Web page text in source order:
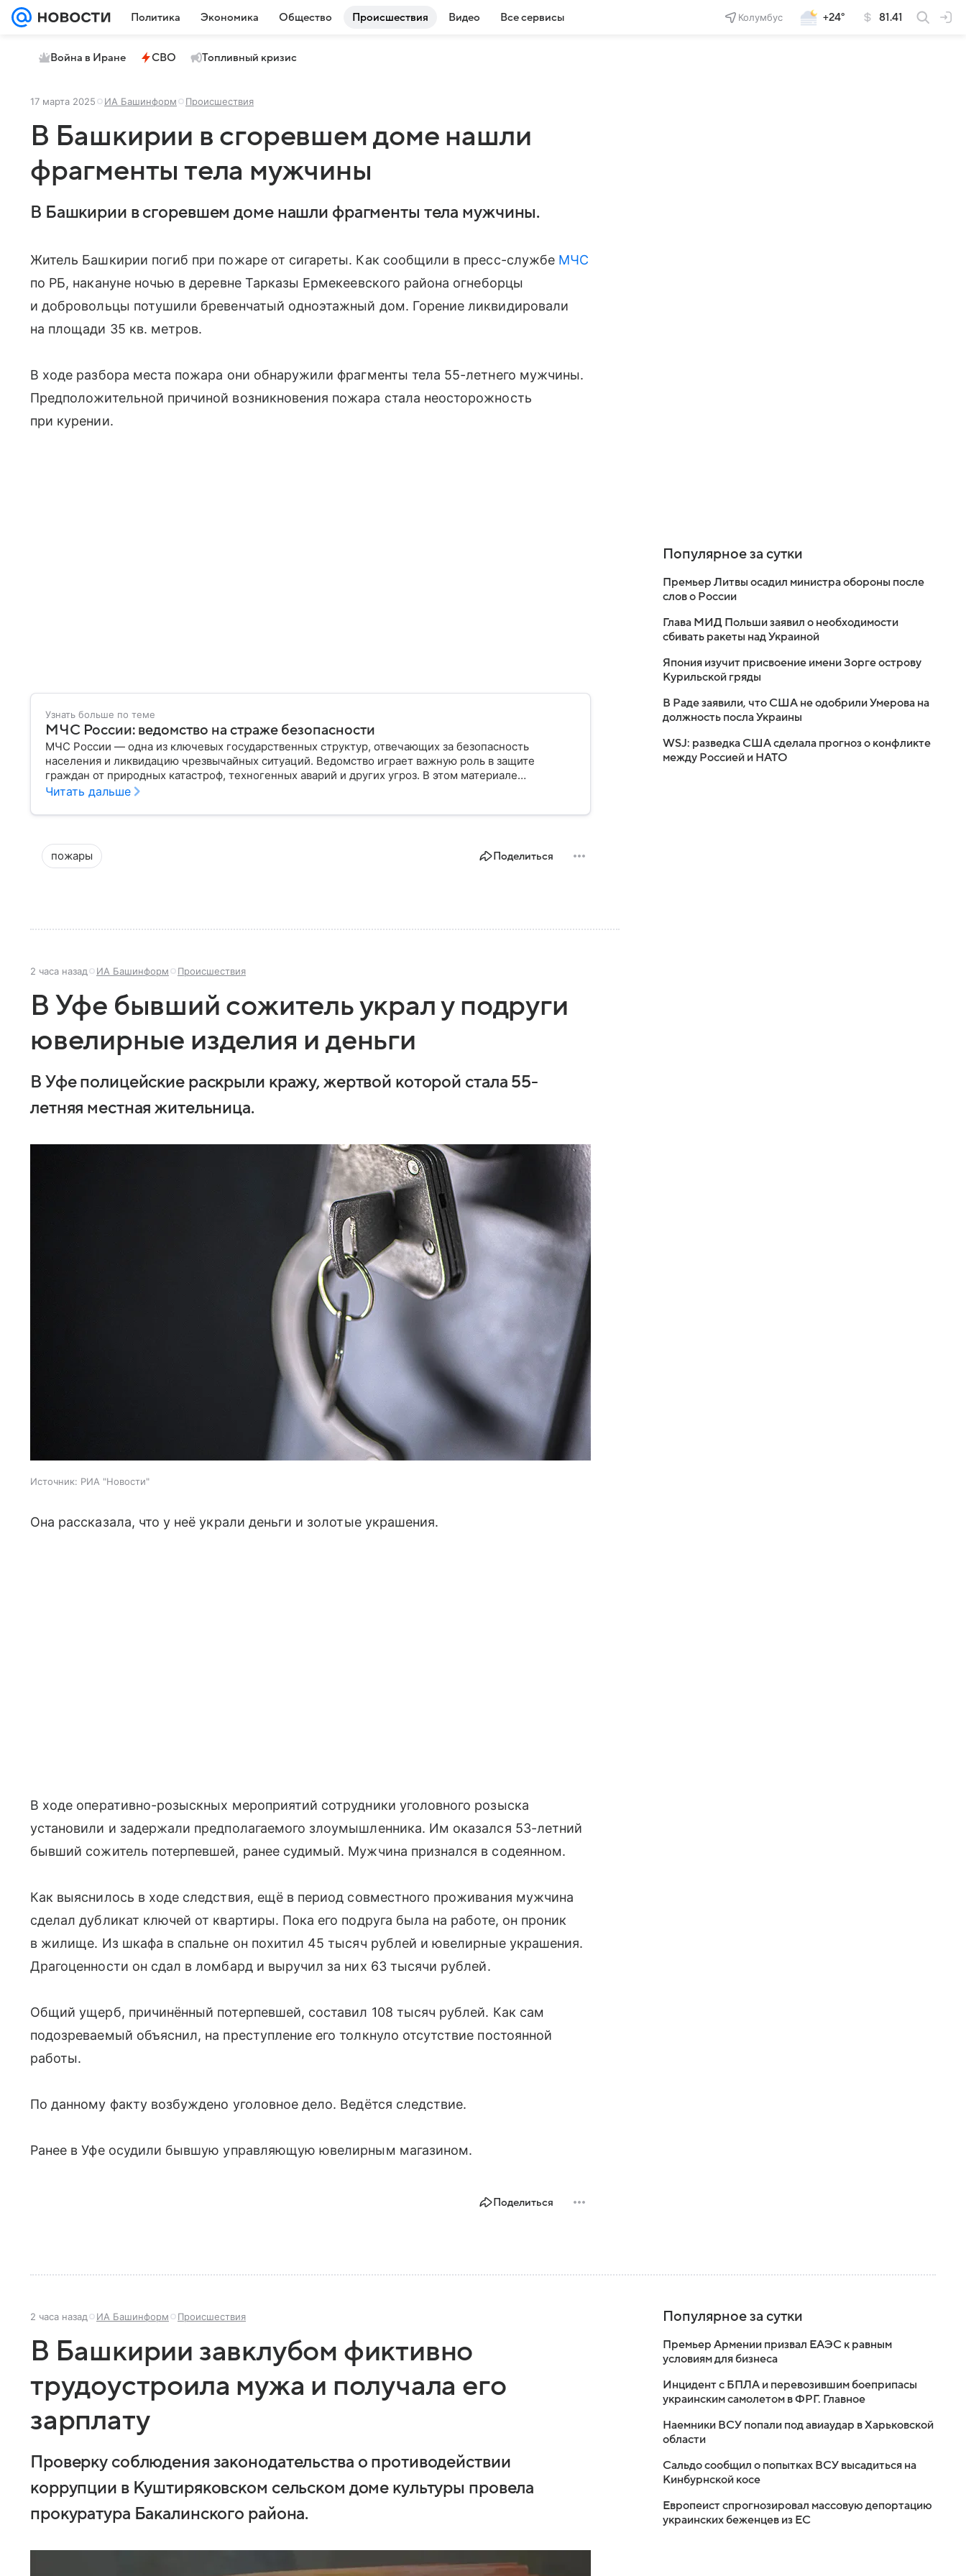
Политика Экономика Общество Происшествия Видео Все сервисы Колумбус +24° 81.41
Война в Иране СВО Топливный кризис
17 марта 2025 ИА Башинформ Происшествия
В Башкирии в сгоревшем доме нашли
фрагменты тела мужчины
В Башкирии в сгоревшем доме нашли фрагменты тела мужчины.
Житель Башкирии погиб при пожаре от сигареты. Как сообщили в пресс-службе МЧС
по РБ, накануне ночью в деревне Тарказы Ермекеевского района огнеборцы
и добровольцы потушили бревенчатый одноэтажный дом. Горение ликвидировали
на площади 35 кв. метров.
В ходе разбора места пожара они обнаружили фрагменты тела 55-летнего мужчины.
Предположительной причиной возникновения пожара стала неосторожность
при курении.
Узнать больше по теме
МЧС России: ведомство на страже безопасности
МЧС России — одна из ключевых государственных структур, отвечающих за безопасность
населения и ликвидацию чрезвычайных ситуаций. Ведомство играет важную роль в защите
граждан от природных катастроф, техногенных аварий и других угроз. В этом материале
разбираем, что представляет собой МЧС, как оно устроено, какие задачи выполняет и какую роль
Читать дальше
пожары Поделиться
2 часа назад ИА Башинформ Происшествия
В Уфе бывший сожитель украл у подруги
ювелирные изделия и деньги
В Уфе полицейские раскрыли кражу, жертвой которой стала 55-
летняя местная жительница.
Источник: РИА "Новости"
Она рассказала, что у неё украли деньги и золотые украшения.
В ходе оперативно-розыскных мероприятий сотрудники уголовного розыска
установили и задержали предполагаемого злоумышленника. Им оказался 53-летний
бывший сожитель потерпевшей, ранее судимый. Мужчина признался в содеянном.
Как выяснилось в ходе следствия, ещё в период совместного проживания мужчина
сделал дубликат ключей от квартиры. Пока его подруга была на работе, он проник
в жилище. Из шкафа в спальне он похитил 45 тысяч рублей и ювелирные украшения.
Драгоценности он сдал в ломбард и выручил за них 63 тысячи рублей.
Общий ущерб, причинённый потерпевшей, составил 108 тысяч рублей. Как сам
подозреваемый объяснил, на преступление его толкнуло отсутствие постоянной
работы.
По данному факту возбуждено уголовное дело. Ведётся следствие.
Ранее в Уфе осудили бывшую управляющую ювелирным магазином.
Поделиться
Популярное за сутки
Премьер Литвы осадил министра обороны после
слов о России
Глава МИД Польши заявил о необходимости
сбивать ракеты над Украиной
Япония изучит присвоение имени Зорге острову
Курильской гряды
В Раде заявили, что США не одобрили Умерова на
должность посла Украины
WSJ: разведка США сделала прогноз о конфликте
между Россией и НАТО
2 часа назад ИА Башинформ Происшествия
В Башкирии завклубом фиктивно
трудоустроила мужа и получала его
зарплату
Проверку соблюдения законодательства о противодействии
коррупции в Куштиряковском сельском доме культуры провела
прокуратура Бакалинского района.
Популярное за сутки
Премьер Армении призвал ЕАЭС к равным
условиям для бизнеса
Инцидент с БПЛА и перевозившим боеприпасы
украинским самолетом в ФРГ. Главное
Наемники ВСУ попали под авиаудар в Харьковской
области
Сальдо сообщил о попытках ВСУ высадиться на
Кинбурнской косе
Европеист спрогнозировал массовую депортацию
украинских беженцев из ЕС